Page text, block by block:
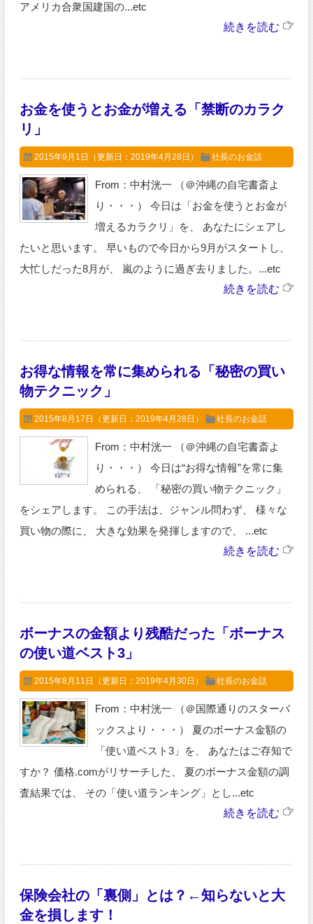
アメリカ合衆国建国の...etc
続きを読む
お金を使うとお金が増える「禁断のカラク
リ」
2015年9月1日 （更新日：2019年4月28日） 社長のお金話
From：中村洸一 （＠沖縄の自宅書斎よ
り・・・） 今日は「お金を使うとお金が
増えるカラクリ」を、 あなたにシェアし
たいと思います。 早いもので今日から9月がスタートし、
大忙しだった8月が、 嵐のように過ぎ去りました。...etc
続きを読む
お得な情報を常に集められる「秘密の買い
物テクニック」
2015年8月17日 （更新日：2019年4月28日） 社長のお金話
From：中村洸一 （＠沖縄の自宅書斎よ
り・・・） 今日は“お得な情報”を常に集
められる、 「秘密の買い物テクニック」
をシェアします。 この手法は、ジャンル問わず、 様々な
買い物の際に、 大きな効果を発揮しますので、 ...etc
続きを読む
ボーナスの金額より残酷だった「ボーナス
の使い道ベスト3」
2015年8月11日 （更新日：2019年4月30日） 社長のお金話
From：中村洸一 （＠国際通りのスターバ
ックスより・・・） 夏のボーナス金額の
「使い道ベスト3」を、 あなたはご存知で
すか？ 価格.comがリサーチした、 夏のボーナス金額の調
査結果では、 その「使い道ランキング」とし...etc
続きを読む
保険会社の「裏側」とは？←知らないと大
金を損します！